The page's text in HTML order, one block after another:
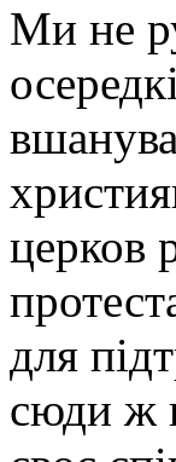
Ми не
церков
для
сюди ж